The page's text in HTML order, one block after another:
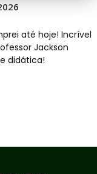
até hoje! Incrível
Jackson
didática!